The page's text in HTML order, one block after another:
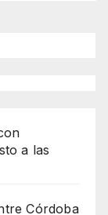
a las
Córdoba